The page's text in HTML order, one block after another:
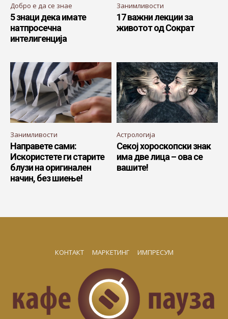
Добро е да се знае
5 знаци дека имате
натпросечна
интелигенција
Занимливости
17 важни лекции за
животот од Сократ
Занимливости
Направете сами:
Искористете ги старите
блузи на оригинален
начин, без шиење!
Астрологија
Секој хороскопски знак
има две лица – ова се
вашите!
КОНТАКТ МАРКЕТИНГ ИМПРЕСУМ